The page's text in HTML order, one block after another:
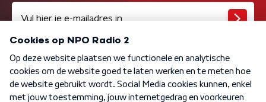
Algemene voorwaarden